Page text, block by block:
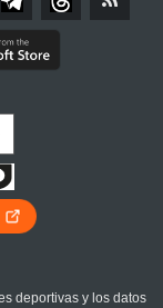
deportivas y los datos